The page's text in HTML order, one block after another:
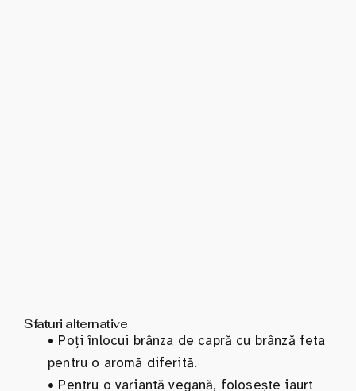
Sfaturi alternative
• Poți înlocui brânza de capră cu brânză feta
pentru o aromă diferită.
• Pentru o variantă vegană, folosește iaurt